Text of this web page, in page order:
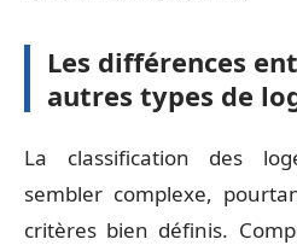
Les différences
autres types de
La classification des
sembler complexe,
critères bien définis.